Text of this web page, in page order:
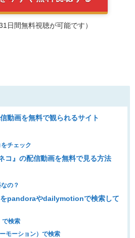
日間無料視聴が可能です）
動画を無料で観られるサイト
チェック
コ』の配信動画を無料で見る方法
の？
をpandoraやdailymotionで検索して
で検索
モーション）で検索